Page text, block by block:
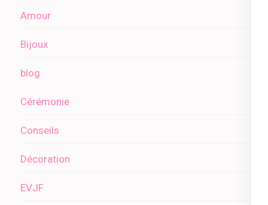
Amour
Bijoux
blog
Cérémonie
Conseils
Décoration
EVJF